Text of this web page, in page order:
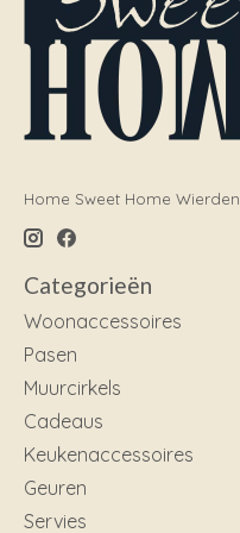
Home Sweet Home Wierden
Categorieën
Woonaccessoires
Pasen
Muurcirkels
Cadeaus
Keukenaccessoires
Geuren
Servies